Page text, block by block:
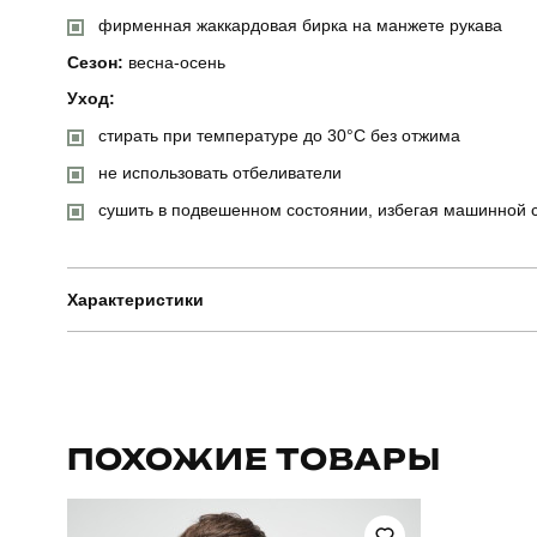
фирменная жаккардовая бирка на манжете рукава
Сезон: весна-осень
Уход:
стирать при температуре до 30°C без отжима
не использовать отбеливатели
сушить в подвешенном состоянии, избегая машинной
Характеристики
Стиль
ПОХОЖИЕ ТОВАРЫ